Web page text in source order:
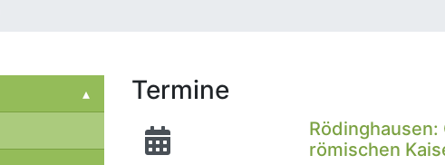
Termine
römischen